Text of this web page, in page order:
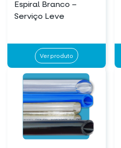
Espiral Branco –
Serviço Leve
Ver produto